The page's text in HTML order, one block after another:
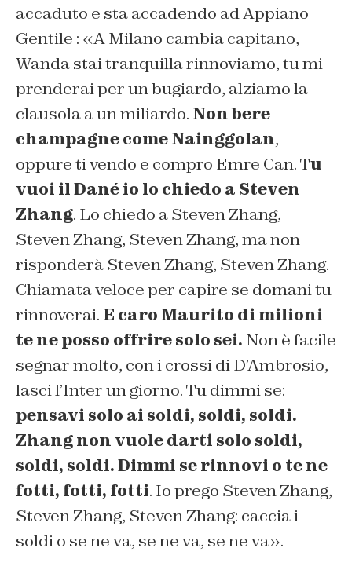
accaduto e sta accadendo ad Appiano
Gentile : «A Milano cambia capitano,
Wanda stai tranquilla rinnoviamo, tu mi
prenderai per un bugiardo, alziamo la
clausola a un miliardo. Non bere
champagne come Nainggolan,
oppure ti vendo e compro Emre Can. Tu
vuoi il Dané io lo chiedo a Steven
Zhang. Lo chiedo a Steven Zhang,
Steven Zhang, Steven Zhang, ma non
risponderà Steven Zhang, Steven Zhang.
Chiamata veloce per capire se domani tu
rinnoverai. E caro Maurito di milioni
te ne posso offrire solo sei. Non è facile
segnar molto, con i crossi di D’Ambrosio,
lasci l’Inter un giorno. Tu dimmi se:
pensavi solo ai soldi, soldi, soldi.
Zhang non vuole darti solo soldi,
soldi, soldi. Dimmi se rinnovi o te ne
fotti, fotti, fotti. Io prego Steven Zhang,
Steven Zhang, Steven Zhang: caccia i
soldi o se ne va, se ne va, se ne va».